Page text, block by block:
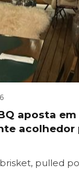
aposta em
acolhedor
pulled